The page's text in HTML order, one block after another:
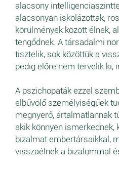
alacsony
alacsonyan iskolázottak,
körülmények között élnek,
tengődnek. A társadalmi
tisztelik, sok közöttük a
pedig előre nem tervelik ki,
A pszichopaták ezzel
elbűvölő személyiségűek
megnyerő, ártalmatlannak
akik könnyen ismerkednek,
bizalmat embertársaikkal,
visszaélnek a bizalommal